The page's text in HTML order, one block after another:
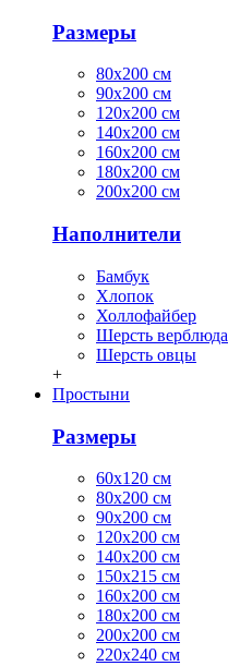
Размеры
80х200 см
90х200 см
120х200 см
140х200 см
160х200 см
180х200 см
200х200 см
Наполнители
Бамбук
Хлопок
Холлофайбер
Шерсть верблюда
Шерсть овцы
+
Простыни
Размеры
60х120 см
80х200 см
90х200 см
120х200 см
140х200 см
150х215 см
160х200 см
180х200 см
200х200 см
220х240 см